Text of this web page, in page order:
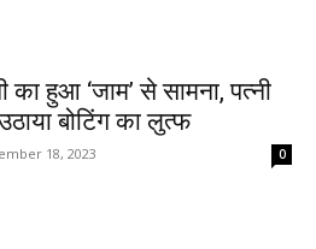
का हुआ ‘जाम’ से सामना, पत्नी
बोटिंग का लुत्फ
18, 2023 0